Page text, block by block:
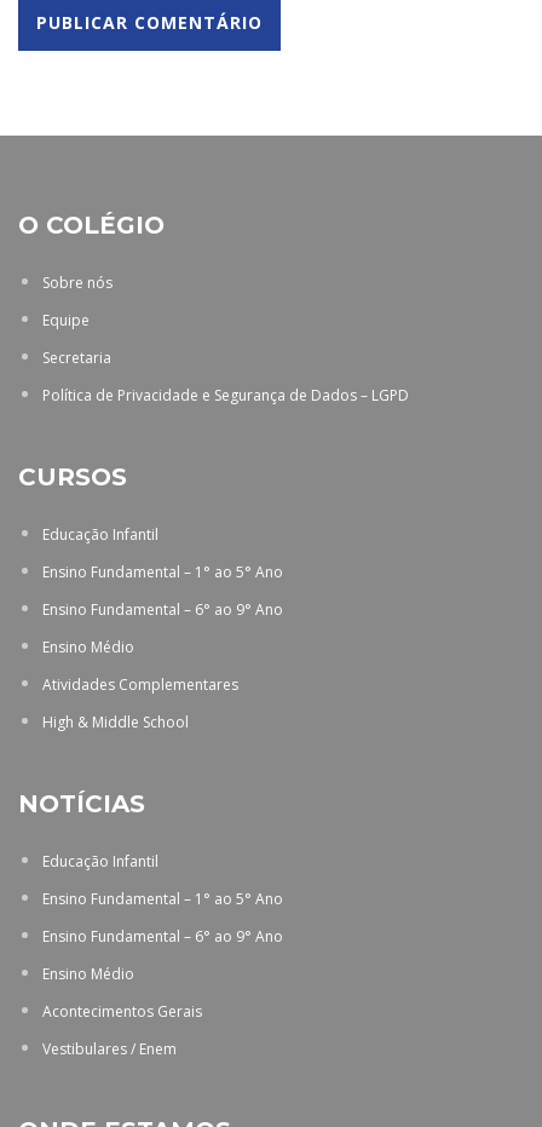
O COLÉGIO
Sobre nós
Equipe
Secretaria
Política de Privacidade e Segurança de Dados – LGPD
CURSOS
Educação Infantil
Ensino Fundamental – 1° ao 5° Ano
Ensino Fundamental – 6° ao 9° Ano
Ensino Médio
Atividades Complementares
High & Middle School
NOTÍCIAS
Educação Infantil
Ensino Fundamental – 1° ao 5° Ano
Ensino Fundamental – 6° ao 9° Ano
Ensino Médio
Acontecimentos Gerais
Vestibulares / Enem